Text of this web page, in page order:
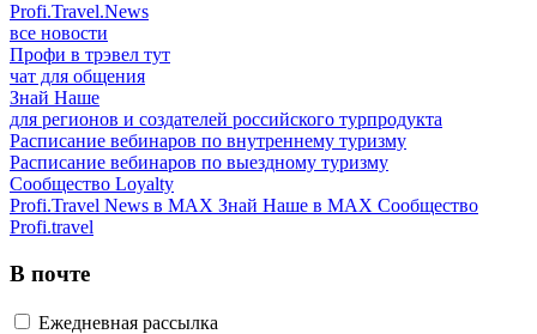
Profi.Travel.News
все новости
Профи в трэвел тут
чат для общения
Знай Наше
для регионов и создателей российского турпродукта
Расписание вебинаров по внутреннему туризму
Расписание вебинаров по выездному туризму
Сообщество Loyalty
Profi.Travel News в MAX Знай Наше в MAX Сообщество
Profi.travel
В почте
Ежедневная рассылка